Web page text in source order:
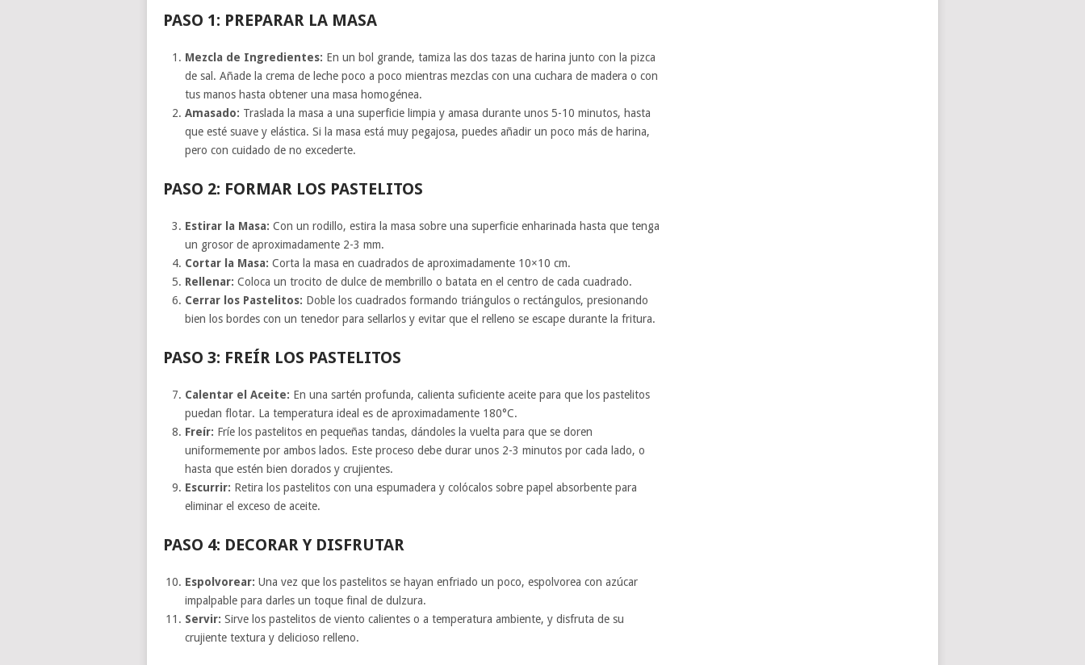
PASO 1: PREPARAR LA MASA
Mezcla de Ingredientes: En un bol grande, tamiza las dos tazas de harina junto con la pizca
de sal. Añade la crema de leche poco a poco mientras mezclas con una cuchara de madera o con
tus manos hasta obtener una masa homogénea.
Amasado: Traslada la masa a una superficie limpia y amasa durante unos 5-10 minutos, hasta
que esté suave y elástica. Si la masa está muy pegajosa, puedes añadir un poco más de harina,
pero con cuidado de no excederte.
PASO 2: FORMAR LOS PASTELITOS
Estirar la Masa: Con un rodillo, estira la masa sobre una superficie enharinada hasta que tenga
un grosor de aproximadamente 2-3 mm.
Cortar la Masa: Corta la masa en cuadrados de aproximadamente 10×10 cm.
Rellenar: Coloca un trocito de dulce de membrillo o batata en el centro de cada cuadrado.
Cerrar los Pastelitos: Doble los cuadrados formando triángulos o rectángulos, presionando
bien los bordes con un tenedor para sellarlos y evitar que el relleno se escape durante la fritura.
PASO 3: FREÍR LOS PASTELITOS
Calentar el Aceite: En una sartén profunda, calienta suficiente aceite para que los pastelitos
puedan flotar. La temperatura ideal es de aproximadamente 180°C.
Freír: Fríe los pastelitos en pequeñas tandas, dándoles la vuelta para que se doren
uniformemente por ambos lados. Este proceso debe durar unos 2-3 minutos por cada lado, o
hasta que estén bien dorados y crujientes.
Escurrir: Retira los pastelitos con una espumadera y colócalos sobre papel absorbente para
eliminar el exceso de aceite.
PASO 4: DECORAR Y DISFRUTAR
Espolvorear: Una vez que los pastelitos se hayan enfriado un poco, espolvorea con azúcar
impalpable para darles un toque final de dulzura.
Servir: Sirve los pastelitos de viento calientes o a temperatura ambiente, y disfruta de su
crujiente textura y delicioso relleno.